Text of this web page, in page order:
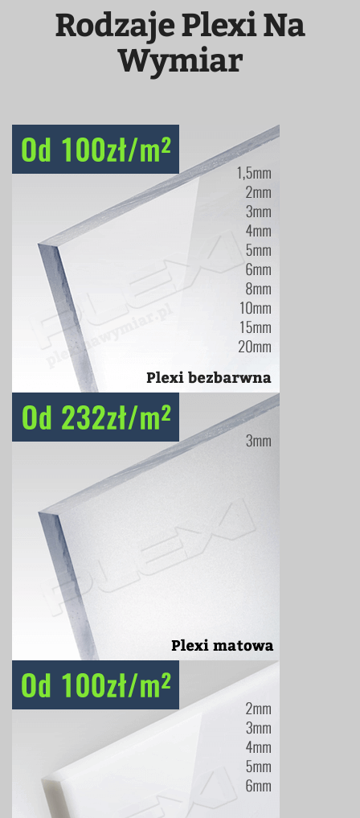
Rodzaje Plexi Na
Wymiar